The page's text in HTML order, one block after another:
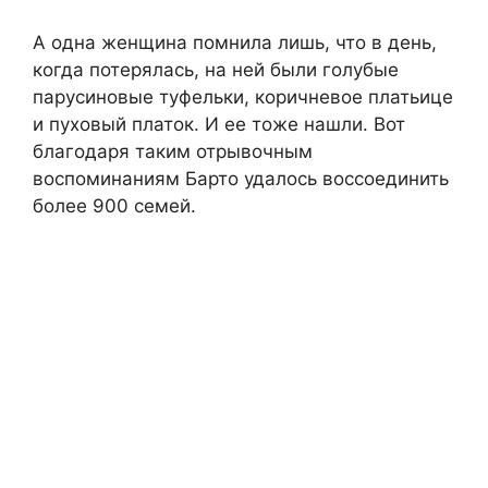
А одна женщина помнила лишь, что в день,
когда потерялась, на ней были голубые
парусиновые туфельки, коричневое платьице
и пуховый платок. И ее тоже нашли. Вот
благодаря таким отрывочным
воспоминаниям Барто удалось воссоединить
более 900 семей.